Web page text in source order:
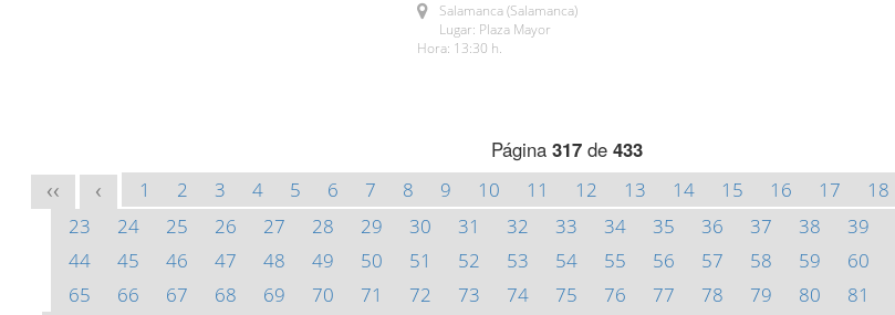
Salamanca (Salamanca)
Lugar: Plaza Mayor
Hora: 13:30 h.
Página 317de 433
<< < 1 2 3 4 5 6 7 8 9 10 11 12 13 14 15 16 17 18
23
24 25 26 27 28 29 30 31 32 33 34 35 36 37 38 39
44
45 46 47 48 49 50 51 52 53 54 55 56 57 58 59 60
65
66 67 68 69 70 71 72 73 74 75 76 77 78 79 80 81